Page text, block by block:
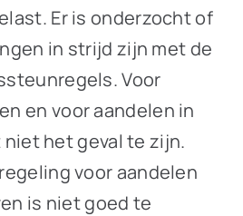
Er is onderzocht of
in strijd zijn met de
Voor
en voor aandelen in
het geval te zijn.
voor aandelen
is niet goed te